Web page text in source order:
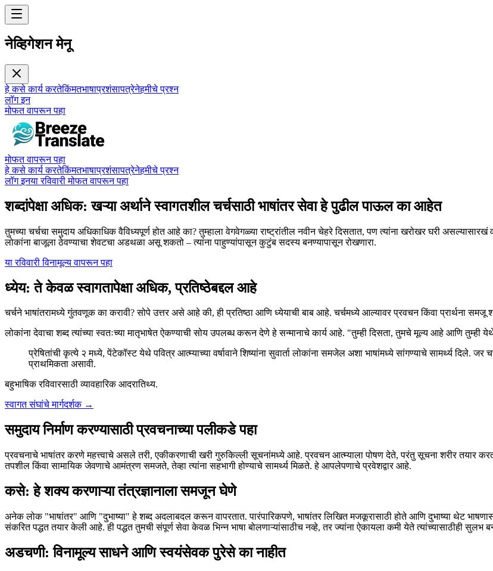
नेव्हिगेशन मेनू
हे कसे कार्य करतेकिंमतभाषाप्रशंसापत्रेनेहमीचे प्रश्न
लॉग इन
मोफत वापरून पहा
मोफत वापरून पहा
हे कसे कार्य करतेकिंमतभाषाप्रशंसापत्रेनेहमीचे प्रश्न
लॉग इनया रविवारी मोफत वापरून पहा
शब्दांपेक्षा अधिक: खऱ्या अर्थाने स्वागतशील चर्चसाठी भाषांतर सेवा हे पुढील पाऊल का आहेत
तुमच्या चर्चचा समुदाय अधिकाधिक वैविध्यपूर्ण होत आहे का? तुम्हाला वेगवेगळ्या राष्ट्रांतील नवीन चेहरे दिसतात, पण त्यांना खरोखर घरी
लोकांना बाजूला ठेवण्याचा शेवटचा अडथळा असू शकतो – त्यांना पाहुण्यांपासून कुटुंब सदस्य बनण्यापासून रोखणारा.
या रविवारी विनामूल्य वापरून पहा
ध्येय: ते केवळ स्वागतापेक्षा अधिक, प्रतिष्ठेबद्दल आहे
चर्चने भाषांतरामध्ये गुंतवणूक का करावी? सोपे उत्तर असे आहे की, ही प्रतिष्ठा आणि ध्येयाची बाब आहे. चर्चमध्ये आल्यावर प्रवचन किंवा प्रार्थना
लोकांना देवाचा शब्द त्यांच्या स्वतःच्या मातृभाषेत ऐकण्याची सोय उपलब्ध करून देणे हे सन्मानाचे कार्य आहे. "तुम्ही दिसता, तुमचे मूल्य आहे आणि तुम्ही
प्रेषितांची कृत्ये २ मध्ये, पेंटेकॉस्ट येथे पवित्र आत्म्याच्या वर्षावाने शिष्यांना सुवार्ता लोकांना समजेल अशा भाषांमध्ये सांगण्याचे सामर्थ्य दिले. जर
प्राथमिकता असावी.
बहुभाषिक रविवारसाठी व्यावहारिक आदरातिथ्य.
स्वागत संघांचे मार्गदर्शक→
समुदाय निर्माण करण्यासाठी प्रवचनाच्या पलीकडे पहा
प्रवचनाचे भाषांतर करणे महत्त्वाचे असले तरी, एकीकरणाची खरी गुरुकिल्ली सूचनांमध्ये आहे. प्रवचन आत्म्याला पोषण देते, परंतु सूचना शरीर तयार
तपशील किंवा सामायिक जेवणाचे आमंत्रण समजते, तेव्हा त्यांना सहभागी होण्याचे सामर्थ्य मिळते. हे आपलेपणाचे प्रवेशद्वार आहे.
कसे: हे शक्य करणाऱ्या तंत्रज्ञानाला समजून घेणे
अनेक लोक "भाषांतर" आणि "दुभाष्या" हे शब्द अदलाबदल करून वापरतात. पारंपारिकपणे, भाषांतर लिखित मजकूरासाठी होते आणि दुभाष्या थेट
संकरित पद्धत तयार केली आहे. ही पद्धत तुमची संपूर्ण सेवा केवळ भिन्न भाषा बोलणाऱ्यांसाठीच नव्हे, तर ज्यांना ऐकायला कमी येते त्यांच्यासाठीही
अडचणी: विनामूल्य साधने आणि स्वयंसेवक पुरेसे का नाहीत